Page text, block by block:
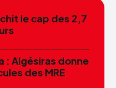
le cap des 2,7
: Algésiras donne
des MRE